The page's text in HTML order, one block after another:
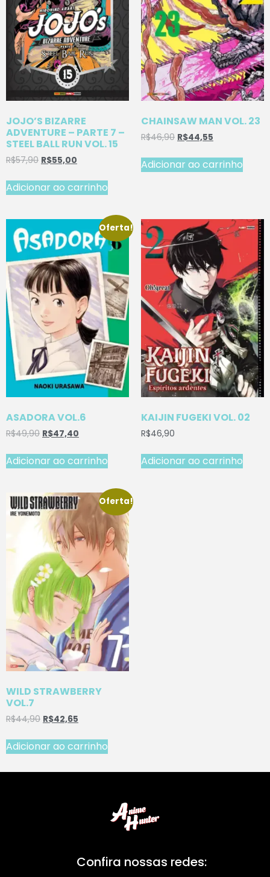
JOJO’S BIZARRE
ADVENTURE – PARTE 7 –
STEEL BALL RUN VOL. 15
R$57,90 R$55,00
Adicionar ao carrinho
CHAINSAW MAN VOL. 23
R$46,90 R$44,55
Adicionar ao carrinho
Oferta!
ASADORA VOL.6
R$49,90 R$47,40
Adicionar ao carrinho
KAIJIN FUGEKI VOL. 02
R$46,90
Adicionar ao carrinho
Oferta!
WILD STRAWBERRY
VOL.7
R$44,90 R$42,65
Adicionar ao carrinho
Confira nossas redes: